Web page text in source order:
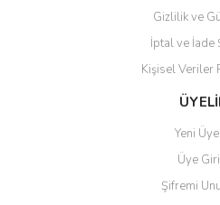
Gizlilik ve
İptal ve İade
Kişisel Veriler
Yeni
Üye
Şifremi